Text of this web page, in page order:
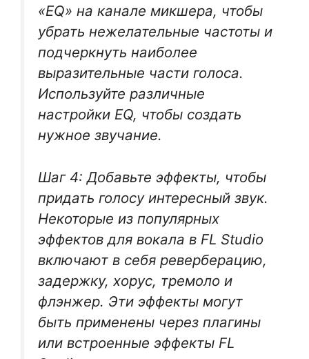
«EQ» на канале микшера, чтобы
убрать нежелательные частоты и
подчеркнуть наиболее
выразительные части голоса.
Используйте различные
настройки EQ, чтобы создать
нужное звучание.
Шаг 4: Добавьте эффекты, чтобы
придать голосу интересный звук.
Некоторые из популярных
эффектов для вокала в FL Studio
включают в себя реверберацию,
задержку, хорус, тремоло и
флэнжер. Эти эффекты могут
быть применены через плагины
или встроенные эффекты FL